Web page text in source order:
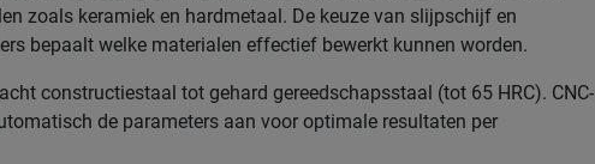
zoals keramiek en hardmetaal. De keuze van slijpschijf en
bepaalt welke materialen effectief bewerkt kunnen worden.
constructiestaal tot gehard gereedschapsstaal (tot 65 HRC). CNC-
de parameters aan voor optimale resultaten per